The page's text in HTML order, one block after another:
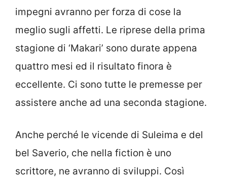
impegni avranno per forza di cose la
meglio sugli affetti. Le riprese della prima
stagione di ‘Makari’ sono durate appena
quattro mesi ed il risultato finora è
eccellente. Ci sono tutte le premesse per
assistere anche ad una seconda stagione.
Anche perché le vicende di Suleima e del
bel Saverio, che nella fiction è uno
scrittore, ne avranno di sviluppi. Così